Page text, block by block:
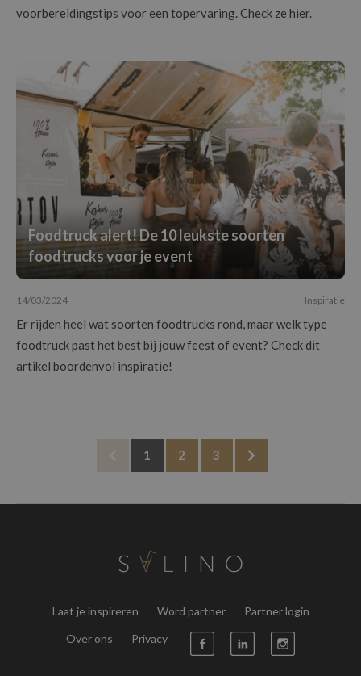
voorbereidingstips voor een topervaring. Check ze hier.
Foodtruck alert! De 10 leukste soorten
foodtrucks voor je event
Inspiratie
14/03/2024
Er rijden heel wat soorten foodtrucks rond, maar welk type
foodtruck past het best bij jouw feest of event? Check dit
artikel boordenvol inspiratie!
1 2 3
Laat je inspireren Word partner
Partner login
Over ons
Privacy